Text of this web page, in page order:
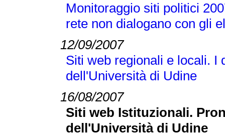
Monitoraggio siti politici
rete non dialogano con gli
12/09/2007
Siti web regionali e locali. I
dell'Università di Udine
16/08/2007
Siti web Istituzionali.
dell'Università di Udine